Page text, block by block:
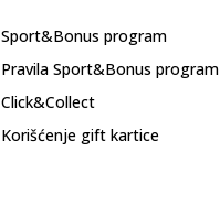
Sport&Bonus program
Pravila Sport&Bonus program
Click&Collect
Korišćenje gift kartice